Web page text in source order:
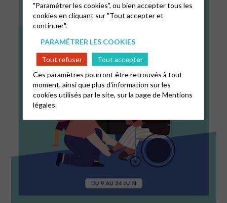
"Paramétrer les cookies", ou bien accepter tous les
cookies en cliquant sur "Tout accepter et
continuer".
PARAMÉTRER LES COOKIES
Tout refuser
Tout accepter
Ces paramètres pourront être retrouvés à tout
moment, ainsi que plus d'information sur les
cookies utilisés par le site, sur la page deMentions
légales.